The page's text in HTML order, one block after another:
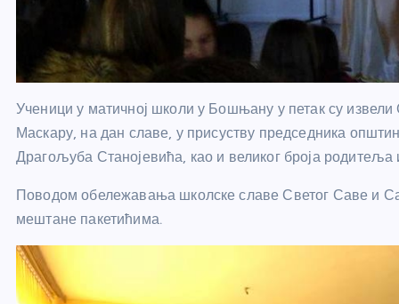
Ученици у матичној школи у Бошњану у петак су извели
Маскару, на дан славе, у присуству председника
Драгољуба Станојевића, као и великог броја родитеља
Поводом обележавања школске славе Светог Саве и
мештане пакетићима.